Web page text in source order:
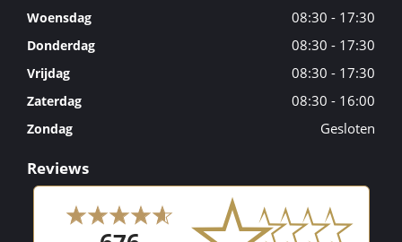
Woensdag 08:30 - 17:30
Donderdag 08:30 - 17:30
Vrijdag 08:30 - 17:30
Zaterdag 08:30 - 16:00
Zondag Gesloten
Reviews